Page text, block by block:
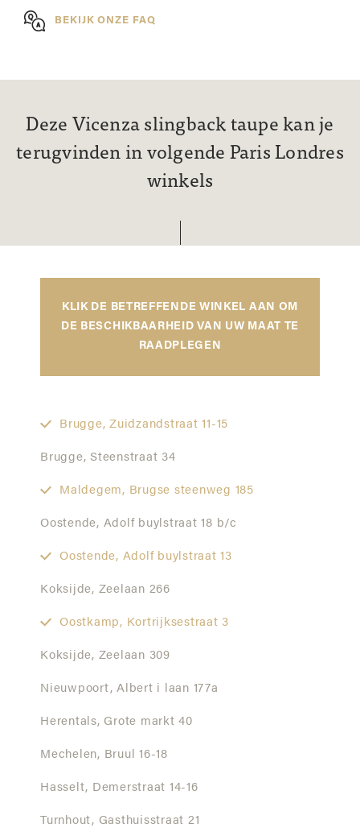
BEKIJK ONZE FAQ
Deze Vicenza slingback taupe kan je
terugvinden in volgende Paris Londres
winkels
KLIK DE BETREFFENDE WINKEL AAN OM
DE BESCHIKBAARHEID VAN UW MAAT TE
RAADPLEGEN
Brugge, Zuidzandstraat 11-15
Brugge, Steenstraat 34
Maldegem, Brugse steenweg 185
Oostende, Adolf buylstraat 18 b/c
Oostende, Adolf buylstraat 13
Koksijde, Zeelaan 266
Oostkamp, Kortrijksestraat 3
Koksijde, Zeelaan 309
Nieuwpoort, Albert i laan 177a
Herentals, Grote markt 40
Mechelen, Bruul 16-18
Hasselt, Demerstraat 14-16
Turnhout, Gasthuisstraat 21